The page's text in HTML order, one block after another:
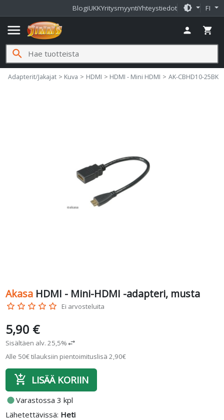
BlogiUKKYritysmyyntiYhteystiedot brightness_medium FI
menu person shopping_cart
search
Adapterit/Jakajat Kuva HDMI HDMI - Mini HDMI AK-CBHD10-25BK
Akasa HDMI - Mini-HDMI -adapteri, musta
star_border star_border star_border star_border star_border Ei arvosteluita
5,90 €
Sisältäen alv. 25,5%swap_horiz
Alle 50€ tilauksiin pientoimituslisä 2,90€
add_shopping_cart LISÄÄ KORIIN
fiber_manual_recordVarastossa 3 kpl
Lähetettävissä: Heti